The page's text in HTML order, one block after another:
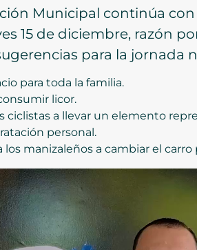
Municipal continúa
15 de diciembre, razón
para la jornada
para toda la familia.
licor.
ciclistas a llevar un elemento
personal.
los manizaleños a cambiar el